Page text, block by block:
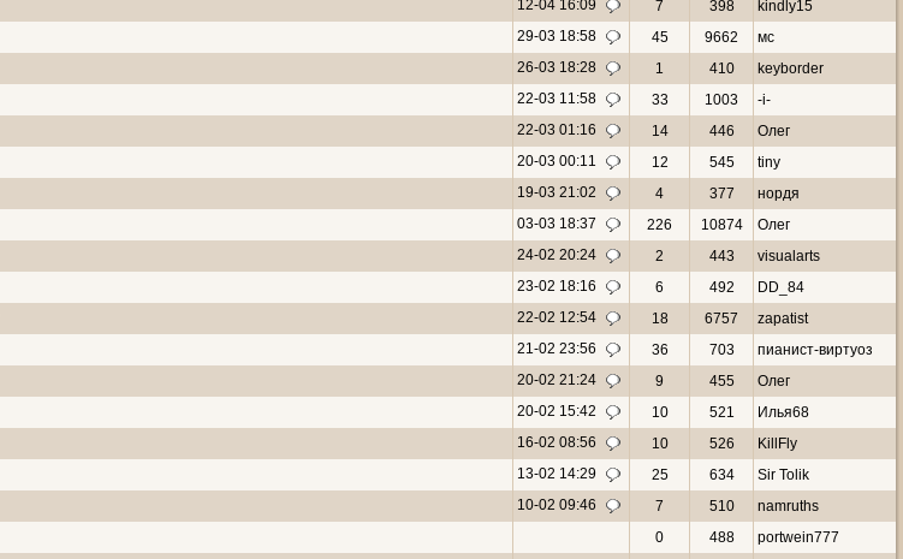
12-04 16:09 7 398
kindly15
29-03 18:58 45 9662
мс
26-03 18:28 1 410
keyborder
22-03 11:58 33 1003
-i-
22-03 01:16 14 446
Олег
20-03 00:11 12 545
tiny
19-03 21:02 4 377
ноpдя
03-03 18:37 226 10874
Олег
24-02 20:24 2 443
visualarts
23-02 18:16 6 492
DD_84
22-02 12:54 18 6757
zapatist
21-02 23:56 36 703
пианист-виртуоз
20-02 21:24 9 455
Олег
20-02 15:42 10 521
Илья68
16-02 08:56 10 526
KillFly
13-02 14:29 25 634
Sir Tolik
10-02 09:46 7 510
namruths
0 488
portwein777